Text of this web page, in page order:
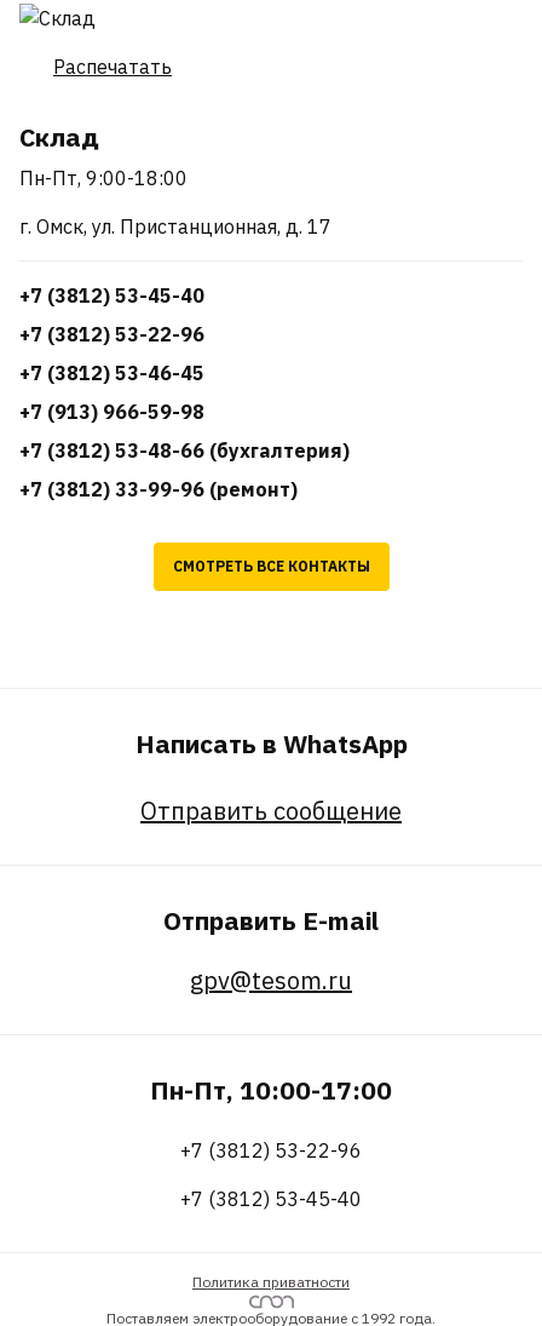
Распечатать
Склад
Пн-Пт, 9:00-18:00
г. Омск, ул. Пристанционная, д. 17
+7 (3812) 53-45-40
+7 (3812) 53-22-96
+7 (3812) 53-46-45
+7 (913) 966-59-98
+7 (3812) 53-48-66 (бухгалтерия)
+7 (3812) 33-99-96 (ремонт)
СМОТРЕТЬ ВСЕ КОНТАКТЫ
Написать в WhatsApp
Отправить сообщение
Отправить E-mail
gpv@tesom.ru
Пн-Пт, 10:00-17:00
+7 (3812) 53-22-96
+7 (3812) 53-45-40
Политика приватности
Поставляем электрооборудование с 1992 года.